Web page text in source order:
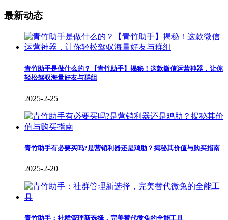
最新动态
青竹助手是做什么的？【青竹助手】揭秘！这款微信运营神器，让你
轻松驾驭海量好友与群组
2025-2-25
青竹助手有必要买吗?是营销利器还是鸡肋？揭秘其价值与购买指南
2025-2-20
青竹助手：社群管理新选择，完美替代微兔的全能工具